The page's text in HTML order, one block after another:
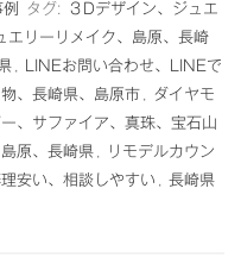
タグ:
３Dデザイン、ジュエ
エリーリメイク、島原、長崎
LINEお問い合わせ、LINEで
、長崎県、島原市
ダイヤモ
、サファイア、真珠、宝石山
原、長崎県
リモデルカウン
安い、相談しやすい
長崎県